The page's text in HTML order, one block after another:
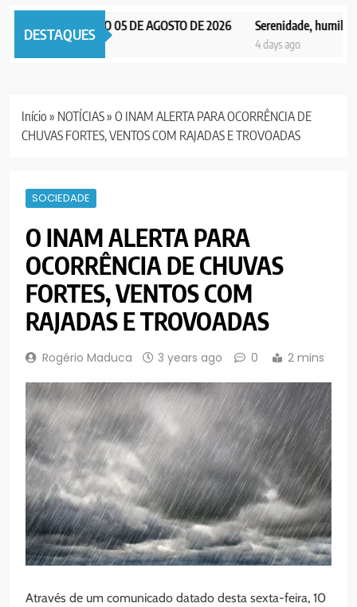
DESTAQUES
NOTICIAS EDIÇÃO 05 DE AGOSTO DE 2026
ago
Serenidade,
4 days ago
Início » NOTÍCIAS» O INAM ALERTA PARA OCORRÊNCIA DE
CHUVAS FORTES, VENTOS COM RAJADAS E TROVOADAS
SOCIEDADE
O INAM ALERTA PARA
OCORRÊNCIA DE CHUVAS
FORTES, VENTOS COM
RAJADAS E TROVOADAS
Rogério Maduca 3 years ago 0 2 mins
Através de um comunicado datado desta sexta-feira, 10